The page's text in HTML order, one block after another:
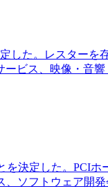
した。レスターを
ビス、映像・音
決定した。PCI
ソフトウェア開